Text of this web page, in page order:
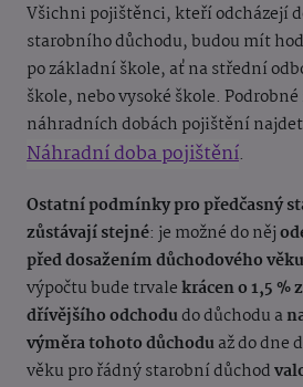
Všichni pojištěnci, kteří odcházejí
starobního důchodu, budou mít
po základní škole, ať na střední
škole, nebo vysoké škole.
náhradních dobách pojištění
Náhradní doba pojištění.
Ostatní podmínky pro předčasný
zůstávají stejné: je možné do něj
před dosažením důchodového
výpočtu bude trvalekrácen o 1,5 %
dřívějšího odchodudo důchodu a
výměra tohoto důchoduaž do dne
věku pro řádný starobní důchod